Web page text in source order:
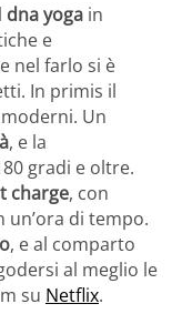
dna yoga in
e
nel farlo si è
In primis il
Un
, e la
gradi e oltre.
charge, con
un’ora di tempo.
, e al comparto
al meglio le
su Netflix.